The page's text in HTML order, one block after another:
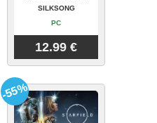
SILKSONG
PC
12.99 €
-55%